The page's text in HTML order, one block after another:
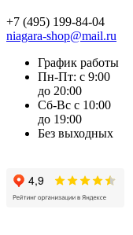
+7 (495) 199-84-04
niagara-shop@mail.ru
График работы
Пн-Пт: с 9:00
до 20:00
Сб-Вс с 10:00
до 19:00
Без выходных